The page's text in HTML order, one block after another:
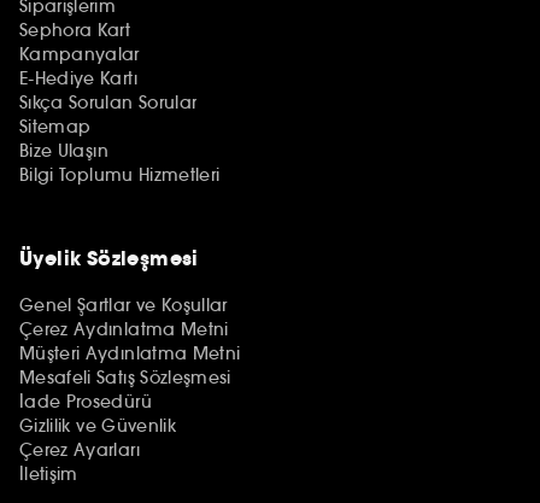
Siparişlerim
Sephora Kart
Kampanyalar
E-Hediye Kartı
Sıkça Sorulan Sorular
Sitemap
Bize Ulaşın
Bilgi Toplumu Hizmetleri
Üyelik Sözleşmesi
Genel Şartlar ve Koşullar
Çerez Aydınlatma Metni
Müşteri Aydınlatma Metni
Mesafeli Satış Sözleşmesi
İade Prosedürü
Gizlilik ve Güvenlik
Çerez Ayarları
İletişim